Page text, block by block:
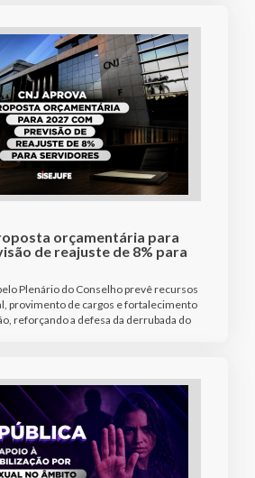
orçamentária para
de reajuste de 8% para
Plenário do Conselho prevê recursos
provimento de cargos e fortalecimento
reforçando a defesa da derrubada do